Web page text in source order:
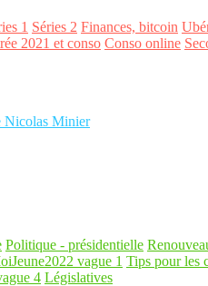
1 Séries 2 Finances, bitcoin
2021 et conso Conso online
Nicolas Minier
Politique - présidentielle
vague 1 Tips pour les
4 Législatives